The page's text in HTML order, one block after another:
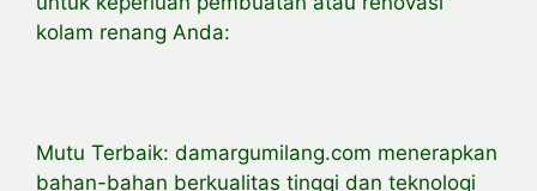
kolam renang Anda:
Mutu Terbaik: damargumilang.com menerapkan
bahan-bahan berkualitas tinggi dan teknologi